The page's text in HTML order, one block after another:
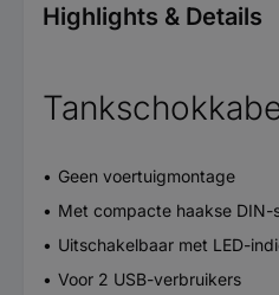
Highlights & Details
Geen voertuigmontage
Met compacte haakse DIN-
Uitschakelbaar met LED-
Voor 2 USB-verbruikers